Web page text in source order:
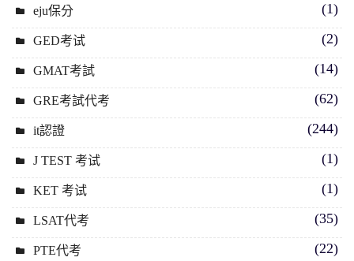
eju保分 (1)
GED考试 (2)
GMAT考試 (14)
GRE考試代考 (62)
it認證 (244)
J TEST 考试 (1)
KET 考试 (1)
LSAT代考 (35)
PTE代考 (22)